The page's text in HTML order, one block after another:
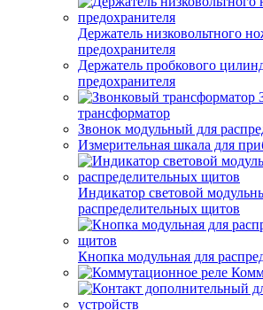
Держатель низковольтного
предохранителя
Держатель пробкового
предохранителя
трансформатор
Звонок модульный для
Измерительная шкала для
Индикатор световой
распределительных щитов
Кнопка модульная для